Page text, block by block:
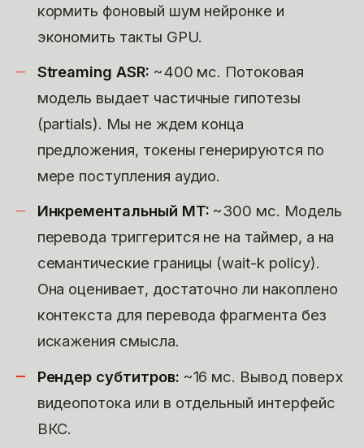
кормить фоновый шум нейронке и
экономить такты GPU.
Streaming ASR: ~400 мс. Потоковая
модель выдает частичные гипотезы
(partials). Мы не ждем конца
предложения, токены генерируются по
мере поступления аудио.
Инкрементальный MT: ~300 мс. Модель
перевода триггерится не на таймер, а на
семантические границы (wait-k policy).
Она оценивает, достаточно ли накоплено
контекста для перевода фрагмента без
искажения смысла.
Рендер субтитров: ~16 мс. Вывод поверх
видеопотока или в отдельный интерфейс
ВКС.